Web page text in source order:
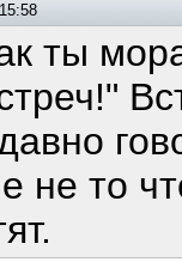
ты
не то